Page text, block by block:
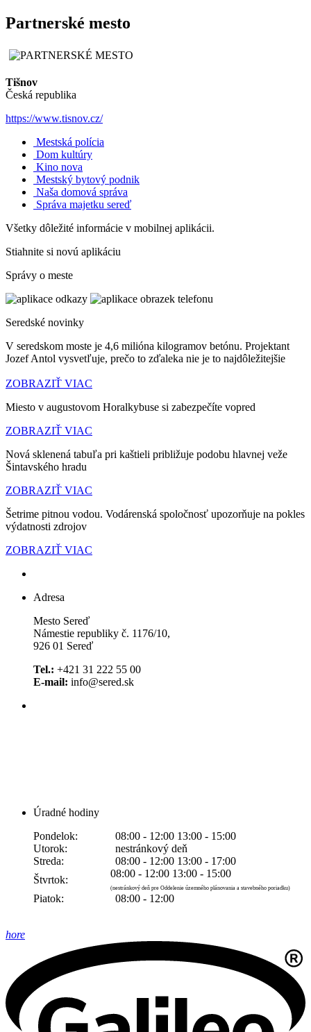
Partnerské mesto
Tišnov
Česká republika
https://www.tisnov.cz/
Mestská polícia
Dom kultúry
Kino nova
Mestský bytový podnik
Naša domová správa
Správa majetku sereď
Všetky dôležité informácie v mobilnej aplikácii.
Stiahnite si novú aplikáciu
Správy o meste
Seredské novinky
V seredskom moste je 4,6 milióna kilogramov betónu. Projektant
Jozef Antol vysvetľuje, prečo to zďaleka nie je to najdôležitejšie
ZOBRAZIŤ VIAC
Miesto v augustovom Horalkybuse si zabezpečíte vopred
ZOBRAZIŤ VIAC
Nová sklenená tabuľa pri kaštieli približuje podobu hlavnej veže
Šintavského hradu
ZOBRAZIŤ VIAC
Šetrime pitnou vodou. Vodárenská spoločnosť upozorňuje na pokles
výdatnosti zdrojov
ZOBRAZIŤ VIAC
Adresa
Mesto Sereď
Námestie republiky č. 1176/10,
926 01 Sereď
Tel.: +421 31 222 55 00
E-mail: info@sered.sk
Úradné hodiny
Pondelok:
08:00 - 12:00 13:00 - 15:00
Utorok:
nestránkový deň
Streda:
08:00 - 12:00 13:00 - 17:00
Štvrtok:
08:00 - 12:00 13:00 - 15:00
(nestránkový deň pre Oddelenie územného plánovania a stavebného poriadku)
Piatok: 08:00 - 12:00
hore